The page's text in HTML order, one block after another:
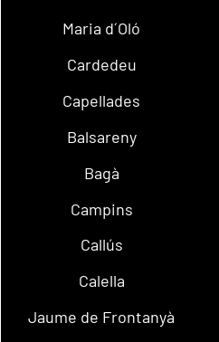
Maria d´Oló
Cardedeu
Capellades
Balsareny
Bagà
Campins
Callús
Calella
Jaume de Frontanyà